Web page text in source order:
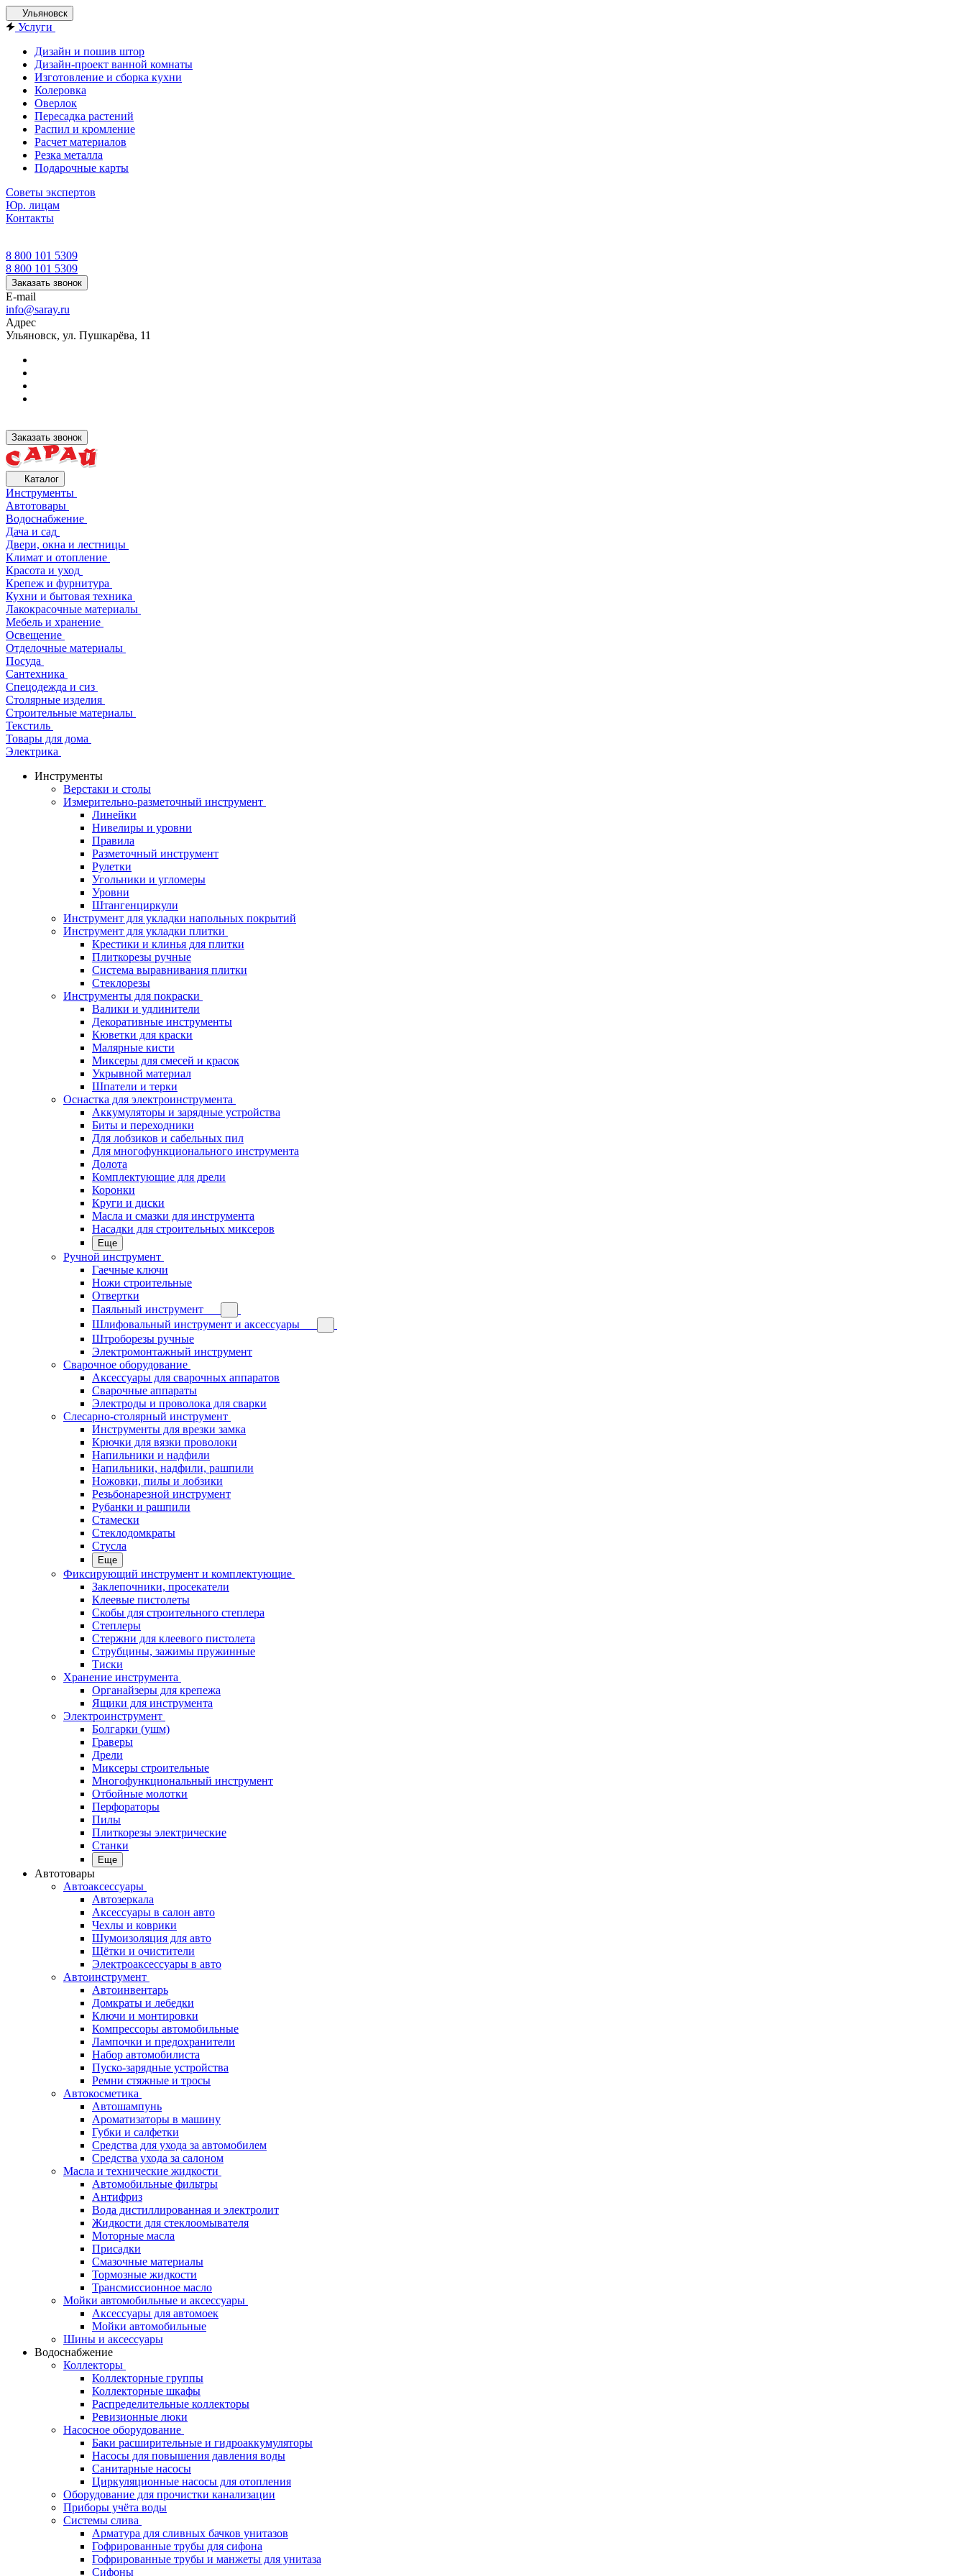
Ульяновск
Услуги
Дизайн и пошив штор
Дизайн-проект ванной комнаты
Изготовление и сборка кухни
Колеровка
Оверлок
Пересадка растений
Распил и кромление
Расчет материалов
Резка металла
Подарочные карты
Советы экспертов
Юр. лицам
Контакты
8 800 101 5309
8 800 101 5309
Заказать звонок
E-mail
info@saray.ru
Адрес
Ульяновск, ул. Пушкарёва, 11
Заказать звонок
Каталог
Инструменты
Автотовары
Водоснабжение
Дача и сад
Двери, окна и лестницы
Климат и отопление
Красота и уход
Крепеж и фурнитура
Кухни и бытовая техника
Лакокрасочные материалы
Мебель и хранение
Освещение
Отделочные материалы
Посуда
Сантехника
Спецодежда и сиз
Столярные изделия
Строительные материалы
Текстиль
Товары для дома
Электрика
Инструменты
Верстаки и столы
Измерительно-разметочный инструмент
Линейки
Нивелиры и уровни
Правила
Разметочный инструмент
Рулетки
Угольники и угломеры
Уровни
Штангенциркули
Инструмент для укладки напольных покрытий
Инструмент для укладки плитки
Крестики и клинья для плитки
Плиткорезы ручные
Система выравнивания плитки
Стеклорезы
Инструменты для покраски
Валики и удлинители
Декоративные инструменты
Кюветки для краски
Малярные кисти
Миксеры для смесей и красок
Укрывной материал
Шпатели и терки
Оснастка для электроинструмента
Аккумуляторы и зарядные устройства
Биты и переходники
Для лобзиков и сабельных пил
Для многофункционального инструмента
Долота
Комплектующие для дрели
Коронки
Круги и диски
Масла и смазки для инструмента
Насадки для строительных миксеров
Еще
Ручной инструмент
Гаечные ключи
Ножи строительные
Отвертки
Паяльный инструмент
Шлифовальный инструмент и аксессуары
Штроборезы ручные
Электромонтажный инструмент
Сварочное оборудование
Аксессуары для сварочных аппаратов
Сварочные аппараты
Электроды и проволока для сварки
Слесарно-столярный инструмент
Инструменты для врезки замка
Крючки для вязки проволоки
Напильники и надфили
Напильники, надфили, рашпили
Ножовки, пилы и лобзики
Резьбонарезной инструмент
Рубанки и рашпили
Стамески
Стеклодомкраты
Стусла
Еще
Фиксирующий инструмент и комплектующие
Заклепочники, просекатели
Клеевые пистолеты
Скобы для строительного степлера
Степлеры
Стержни для клеевого пистолета
Струбцины, зажимы пружинные
Тиски
Хранение инструмента
Органайзеры для крепежа
Ящики для инструмента
Электроинструмент
Болгарки (ушм)
Граверы
Дрели
Миксеры строительные
Многофункциональный инструмент
Отбойные молотки
Перфораторы
Пилы
Плиткорезы электрические
Станки
Еще
Автотовары
Автоаксессуары
Автозеркала
Аксессуары в салон авто
Чехлы и коврики
Шумоизоляция для авто
Щётки и очистители
Электроаксессуары в авто
Автоинструмент
Автоинвентарь
Домкраты и лебедки
Ключи и монтировки
Компрессоры автомобильные
Лампочки и предохранители
Набор автомобилиста
Пуско-зарядные устройства
Ремни стяжные и тросы
Автокосметика
Автошампунь
Ароматизаторы в машину
Губки и салфетки
Средства для ухода за автомобилем
Средства ухода за салоном
Масла и технические жидкости
Автомобильные фильтры
Антифриз
Вода дистиллированная и электролит
Жидкости для стеклоомывателя
Моторные масла
Присадки
Смазочные материалы
Тормозные жидкости
Трансмиссионное масло
Мойки автомобильные и аксессуары
Аксессуары для автомоек
Мойки автомобильные
Шины и аксессуары
Водоснабжение
Коллекторы
Коллекторные группы
Коллекторные шкафы
Распределительные коллекторы
Ревизионные люки
Насосное оборудование
Баки расширительные и гидроаккумуляторы
Насосы для повышения давления воды
Санитарные насосы
Циркуляционные насосы для отопления
Оборудование для прочистки канализации
Приборы учёта воды
Системы слива
Арматура для сливных бачков унитазов
Гофрированные трубы для сифона
Гофрированные трубы и манжеты для унитаза
Сифоны